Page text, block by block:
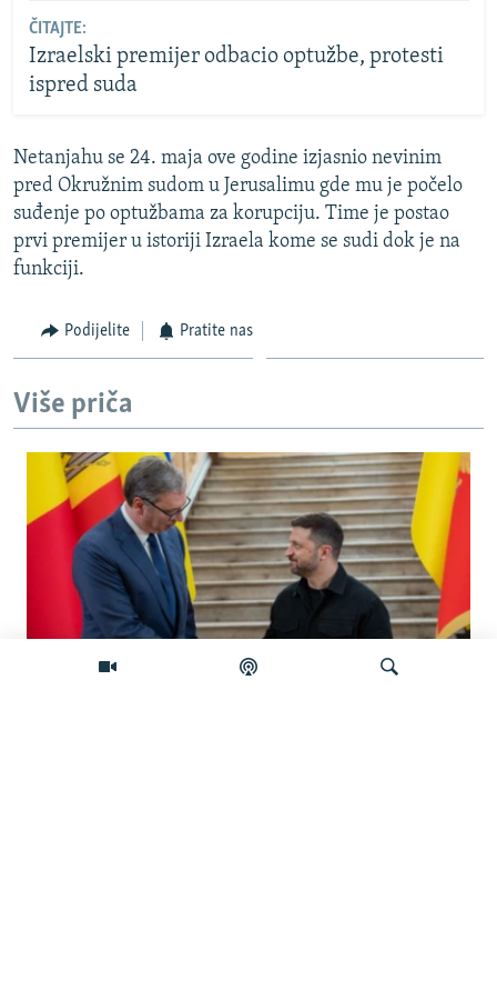
ČITAJTE:
Izraelski premijer odbacio optužbe, protesti
ispred suda
Netanjahu se 24. maja ove godine izjasnio nevinim
pred Okružnim sudom u Jerusalimu gde mu je počelo
suđenje po optužbama za korupciju. Time je postao
prvi premijer u istoriji Izraela kome se sudi dok je na
funkciji.
Podijelite Pratite nas
Više priča